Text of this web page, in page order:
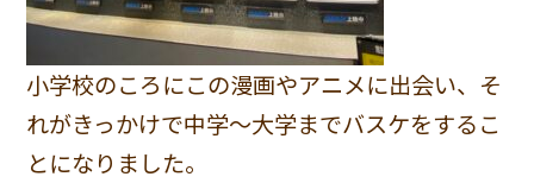
小学校のころにこの漫画やアニメに出会い、そ
れがきっかけで中学〜大学までバスケをするこ
とになりました。